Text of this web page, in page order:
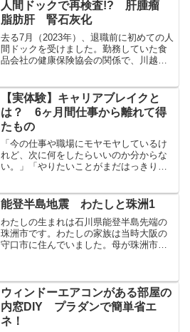
たち夫婦にとっても特別な意味を持ちま
す。一つには、これま...
人間ドックで再検査!? 肝腫瘤
脂肪肝 腎石灰化
去る7月（2023年）、退職前に初めての人
間ドックを受けました。勤務していた食
品会社の健康保険協会の関係で、川越市
病院で受けてきました。8月に結果が届き
ました。内容を見て...
【実体験】キャリアブレイクと
は？ 6ヶ月間仕事から離れて得
たもの
「今の仕事や職場にモヤモヤしているけ
れど、次に何をしたらいいのか分からな
い。」「やりたいことがまだはっきりし
に進むのが難しいと感じたとき、「キャ
リアブレイク」という選択...
能登半島地震 わたしと珠洲1
わたしの生まれは石川県能登半島先端の
珠洲市です。わたしの家族は当時大阪の
守口市に住んでいました。母が珠洲市出
た鉢ヶ崎海岸近くにありま...
ウィンドーエアコンがある部屋の
内窓DIY プラダンで簡単省エ
ネ！